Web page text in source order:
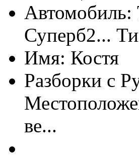
Суперб2...
Имя: Костя
Разборки с
ве...